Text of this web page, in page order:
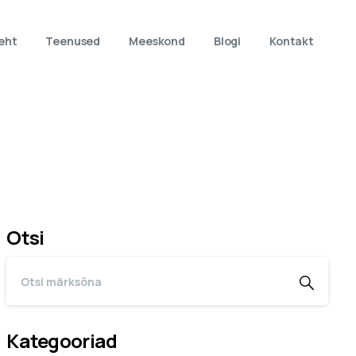
Teenused Meeskond Blogi Kontakt
Otsi
Kategooriad